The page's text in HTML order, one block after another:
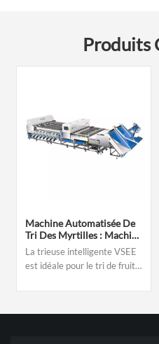
Produits
Machine Automatisée De
Tri Des Myrtilles : Machine
De Tri Des Myrtilles Basée
Sur L’IA Et L’apprentissage
Profond
La trieuse intelligente VSEE
est idéale pour le tri de fruits
châtaignes, les cerneaux de